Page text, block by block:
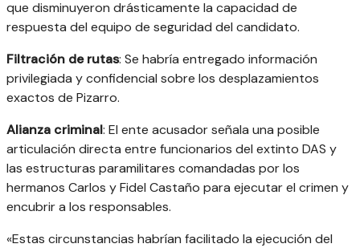
que disminuyeron drásticamente la capacidad de
respuesta del equipo de seguridad del candidato.
Filtración de rutas: Se habría entregado información
privilegiada y confidencial sobre los desplazamientos
exactos de Pizarro.
Alianza criminal: El ente acusador señala una posible
articulación directa entre funcionarios del extinto DAS y
las estructuras paramilitares comandadas por los
hermanos Carlos y Fidel Castaño para ejecutar el crimen y
encubrir a los responsables.
«Estas circunstancias habrían facilitado la ejecución del